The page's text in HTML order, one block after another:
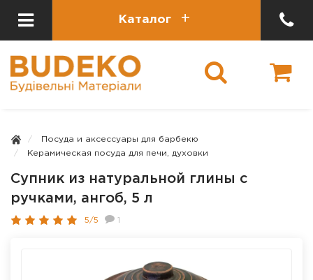
Каталог
Посуда и аксессуары для барбекю
Керамическая посуда для печи, духовки
Супник из натуральной глины с
ручками, ангоб, 5 л
5/5 1